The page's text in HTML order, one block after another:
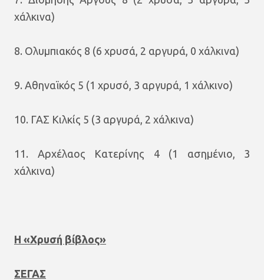
χάλκινα)
8. Ολυμπιακός 8 (6 χρυσά, 2 αργυρά, 0 χάλκινα)
9. Αθηναϊκός 5 (1 χρυσό, 3 αργυρά, 1 χάλκινο)
10. ΓΑΣ Κιλκίς 5 (3 αργυρά, 2 χάλκινα)
11. Αρχέλαος Κατερίνης 4 (1 ασημένιο, 3
χάλκινα)
Η «Χρυσή βίβλος»
ΣΕΓΑΣ